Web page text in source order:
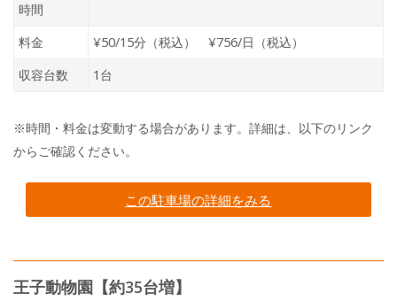
時間
料金
¥50/15分（税込） ¥756/日（税込）
収容台数
1台
※時間・料金は変動する場合があります。詳細は、以下のリンク
からご確認ください。
この駐車場の詳細をみる
王子動物園【約35台増】